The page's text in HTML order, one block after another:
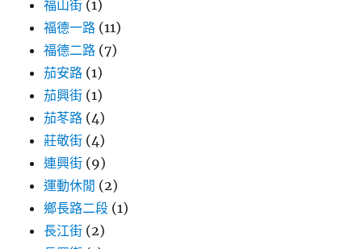
福山街 (1)
福德一路 (11)
福德二路 (7)
茄安路 (1)
茄興街 (1)
茄苳路 (4)
莊敬街 (4)
連興街 (9)
運動休閒 (2)
鄉長路二段 (1)
長江街 (2)